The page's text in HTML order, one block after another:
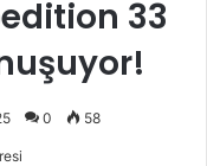
33
0 58